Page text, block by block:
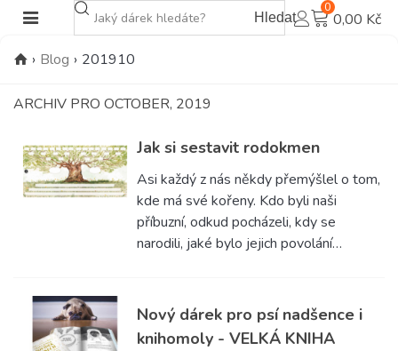
Hledat
0
0,00 Kč
› Blog › 201910
ARCHIV PRO OCTOBER, 2019
Jak si sestavit rodokmen
Asi každý z nás někdy přemýšlel o tom,
kde má své kořeny. Kdo byli naši
příbuzní, odkud pocházeli, kdy se
narodili, jaké bylo jejich povolání…
Nový dárek pro psí nadšence i
knihomoly - VELKÁ KNIHA